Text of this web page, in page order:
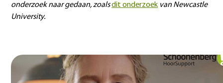
onderzoek naar gedaan, zoalsdit onderzoek van Newcastle
University.